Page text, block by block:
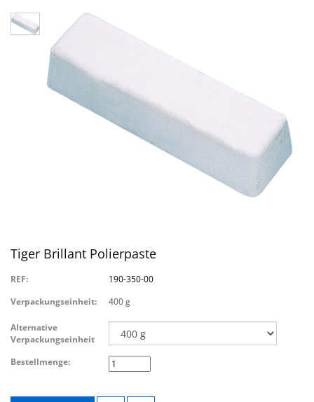
Tiger Brillant Polierpaste
REF:
190-350-00
Verpackungseinheit:
400 g
Alternative
Verpackungseinheit
Bestellmenge: